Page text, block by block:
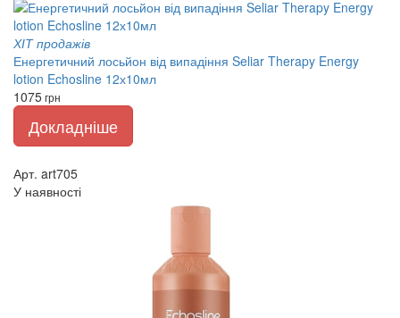
ХІТ продажів
Енергетичний лосьйон від випадіння Seliar Therapy Energy
lotion Echosline 12х10мл
1075грн
Докладніше
Арт. art705
У наявності